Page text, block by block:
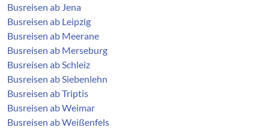
Zustieg:
99718 Greußen - Busbahnhof, Marienstraße
Preis: ab 35,00 €
Zustieg:
99706 Sondershausen - Busbahnhof, Güntherstraße
Preis: ab 37,00 €
Busreisen ab Jena
Busreisen ab Leipzig
Busreisen ab Meerane
Busreisen ab Merseburg
Busreisen ab Schleiz
Busreisen ab Siebenlehn
Busreisen ab Triptis
Busreisen ab Weimar
Busreisen ab Weißenfels